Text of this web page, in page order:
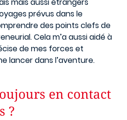
prévus dans le
des points clefs de
Cela m’a aussi aidé à
de mes forces et
lancer dans l’aventure.
en contact
?